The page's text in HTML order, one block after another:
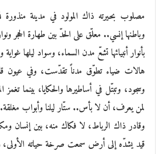
مصلوب بحيرته ذاك المولود في مدينة
وباطنها إنسي.. معلّق على الحدّ بين طهارة الحجر
بأنوار أنبيائها تشعّ مدن السماء، وسواد ليلها
هالات ضياء تطوّق مدناً تقدّست، وفي عيون
وسجود، وتبتّل في أساطيرها والحكايا، بينما
لمن يعرف، أن لا بأس.. ستّار ليلنا وأبواب مغلقة.
وقادر ذاك الرباط، لا فكاك منه، بين إنسان
قيد يشدّه إلى أرض سمعت صرخة حياته